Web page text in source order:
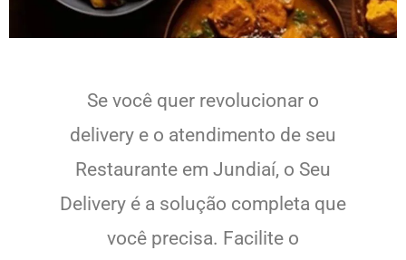
Se você quer revolucionar o
delivery e o atendimento de seu
Restaurante em Jundiaí, o Seu
Delivery é a solução completa que
você precisa. Facilite o